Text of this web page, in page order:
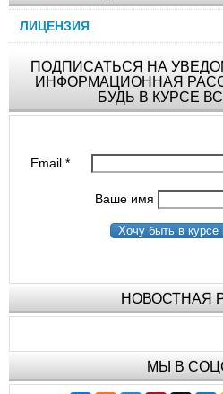
ЛИЦЕНЗИЯ
ПОДПИСАТЬСЯ НА
ИНФОРМАЦИОННАЯ
БУДЬ В КУРСЕ
Email*
Ваше имя
Хочу быть в курсе
НОВОСТНАЯ
МЫ В